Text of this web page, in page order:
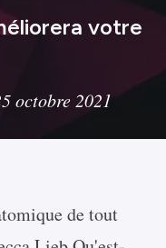
votre
octobre 2021
de tout